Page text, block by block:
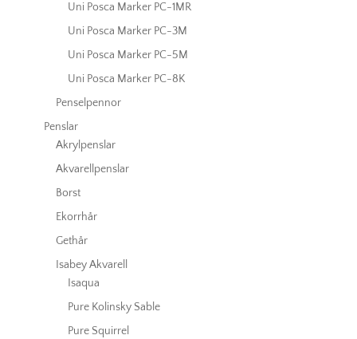
Uni Posca Marker PC-1MR
Uni Posca Marker PC-3M
Uni Posca Marker PC-5M
Uni Posca Marker PC-8K
Penselpennor
Penslar
Akrylpenslar
Akvarellpenslar
Borst
Ekorrhår
Gethår
Isabey Akvarell
Isaqua
Pure Kolinsky Sable
Pure Squirrel